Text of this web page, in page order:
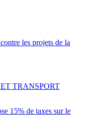
les projets de la
15% de taxes sur le
TRANSPORT